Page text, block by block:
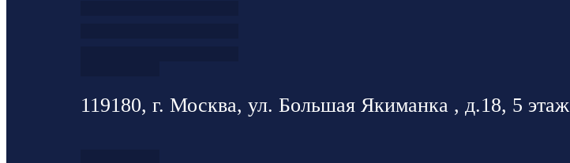
119180, г. Москва, ул. Большая Якиманка , д.18, 5 этаж